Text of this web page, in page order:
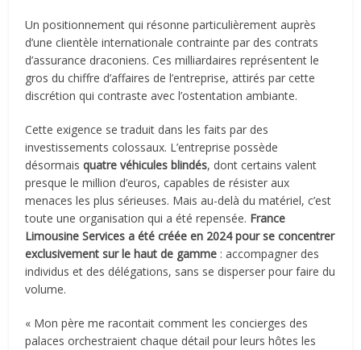
Un positionnement qui résonne particulièrement auprès
d’une clientèle internationale contrainte par des contrats
d’assurance draconiens. Ces milliardaires représentent le
gros du chiffre d’affaires de l’entreprise, attirés par cette
discrétion qui contraste avec l’ostentation ambiante.
Cette exigence se traduit dans les faits par des
investissements colossaux. L’entreprise possède
désormaisquatre véhicules blindés, dont certains valent
presque le million d’euros, capables de résister aux
menaces les plus sérieuses. Mais au-delà du matériel, c’est
toute une organisation qui a été repensée. France
Limousine Services a été créée en 2024 pour se concentrer
exclusivement sur le haut de gamme : accompagner des
individus et des délégations, sans se disperser pour faire du
volume.
« Mon père me racontait comment les concierges des
palaces orchestraient chaque détail pour leurs hôtes les